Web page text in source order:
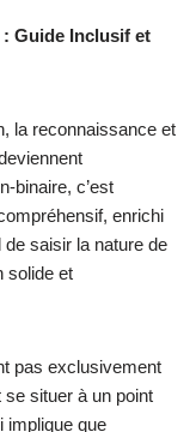
Guide Inclusif et
la reconnaissance et
binaire, c’est
enrichi
saisir la nature de
solide et
pas exclusivement
situer à un point
implique que